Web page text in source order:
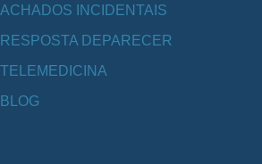
ACHADOS INCIDENTAIS
RESPOSTA DEPARECER
TELEMEDICINA
BLOG